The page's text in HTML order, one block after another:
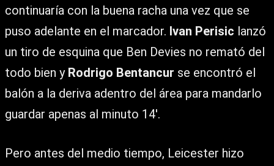
continuaría con la buena racha una vez que se
puso adelante en el marcador. Ivan Perisic lanzó
un tiro de esquina que Ben Devies no remató del
todo bien y Rodrigo Bentancur se encontró el
balón a la deriva adentro del área para mandarlo
guardar apenas al minuto 14′.
Pero antes del medio tiempo, Leicester hizo